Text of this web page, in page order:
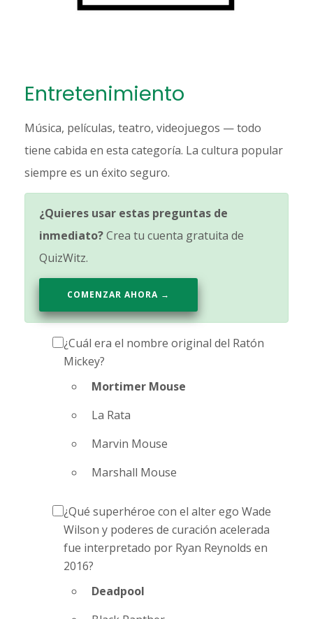
Entretenimiento
Música, películas, teatro, videojuegos — todo
tiene cabida en esta categoría. La cultura popular
siempre es un éxito seguro.
¿Quieres usar estas preguntas de
inmediato?Crea tu cuenta gratuita de
QuizWitz.
COMENZAR AHORA →
¿Cuál era el nombre original del Ratón
Mickey?
Mortimer Mouse
La Rata
Marvin Mouse
Marshall Mouse
¿Qué superhéroe con el alter ego Wade
Wilson y poderes de curación acelerada
fue interpretado por Ryan Reynolds en
2016?
Deadpool